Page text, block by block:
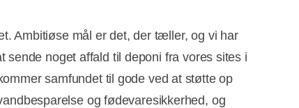
Ambitiøse mål er det, der tæller, og vi har
sende noget affald til deponi fra vores sites i
samfundet til gode ved at støtte op
og fødevaresikkerhed, og